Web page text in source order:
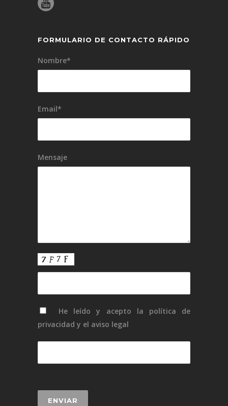
FORMULARIO DE CONTACTO RÁPIDO
Nombre*
Email*
Mensaje
He leído y acepto la política de
privacidad y el aviso legal